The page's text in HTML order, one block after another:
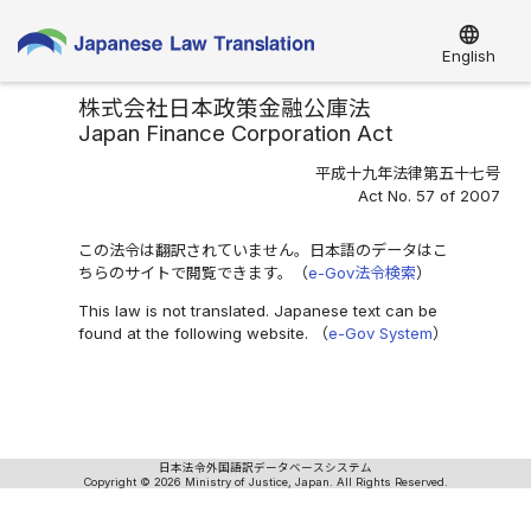
language
English
株式会社日本政策金融公庫法
Japan Finance Corporation Act
平成十九年法律第五十七号
Act No. 57 of 2007
この法令は翻訳されていません。日本語のデータはこ
ちらのサイトで閲覧できます。（e-Gov法令検索）
This law is not translated. Japanese text can be
found at the following website. （e-Gov System）
日本法令外国語訳データベースシステム
Copyright © 2026 Ministry of Justice, Japan. All Rights Reserved.